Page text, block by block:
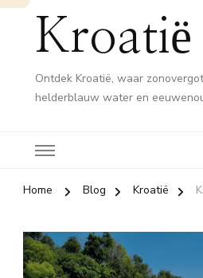
Kroatië
Ontdek Kroatië, waar
helderblauw water en
Home Blog Kroatië